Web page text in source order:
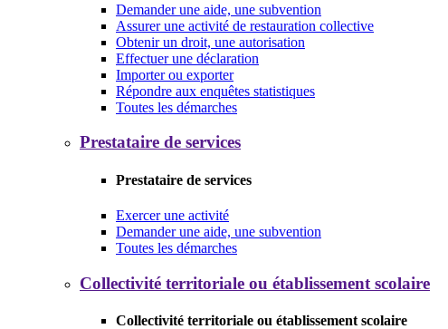
Demander une aide, une subvention
Assurer une activité de restauration collective
Obtenir un droit, une autorisation
Effectuer une déclaration
Importer ou exporter
Répondre aux enquêtes statistiques
Toutes les démarches
Prestataire de services
Prestataire de services
Exercer une activité
Demander une aide, une subvention
Toutes les démarches
Collectivité territoriale ou établissement scolaire
Collectivité territoriale ou établissement scolaire